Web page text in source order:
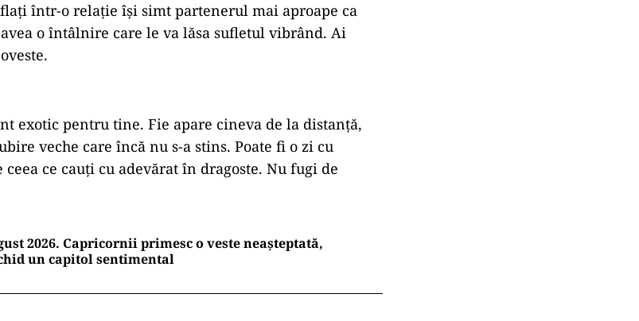
într-o relație își simt partenerul mai aproape ca
o întâlnire care le va lăsa sufletul vibrând. Ai
exotic pentru tine. Fie apare cineva de la distanță,
veche care încă nu s-a stins. Poate fi o zi cu
ce cauți cu adevărat în dragoste. Nu fugi de
2026. Capricornii primesc o veste neașteptată,
un capitol sentimental